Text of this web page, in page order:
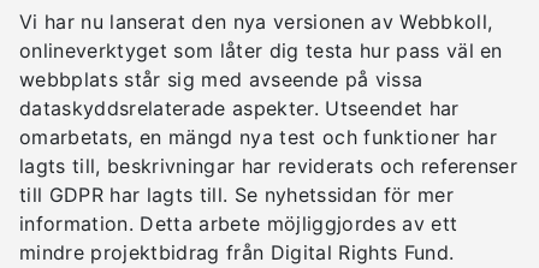
Vi har nu lanserat den nya versionen av Webbkoll,
onlineverktyget som låter dig testa hur pass väl en
webbplats står sig med avseende på vissa
dataskyddsrelaterade aspekter. Utseendet har
omarbetats, en mängd nya test och funktioner har
lagts till, beskrivningar har reviderats och referenser
till GDPR har lagts till. Se nyhetssidan för mer
information. Detta arbete möjliggjordes av ett
mindre projektbidrag från Digital Rights Fund.